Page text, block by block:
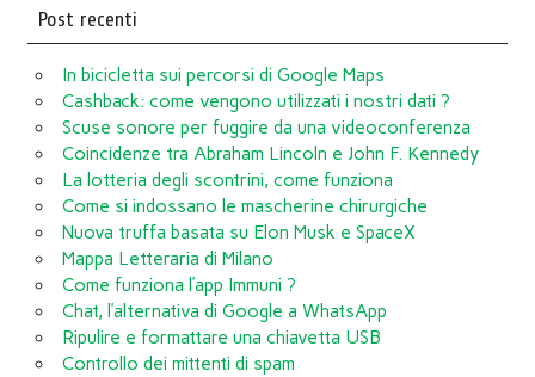
Post recenti
In bicicletta sui percorsi di Google Maps
Cashback: come vengono utilizzati i nostri dati ?
Scuse sonore per fuggire da una videoconferenza
Coincidenze tra Abraham Lincoln e John F. Kennedy
La lotteria degli scontrini, come funziona
Come si indossano le mascherine chirurgiche
Nuova truffa basata su Elon Musk e SpaceX
Mappa Letteraria di Milano
Come funziona l’app Immuni ?
Chat, l’alternativa di Google a WhatsApp
Ripulire e formattare una chiavetta USB
Controllo dei mittenti di spam